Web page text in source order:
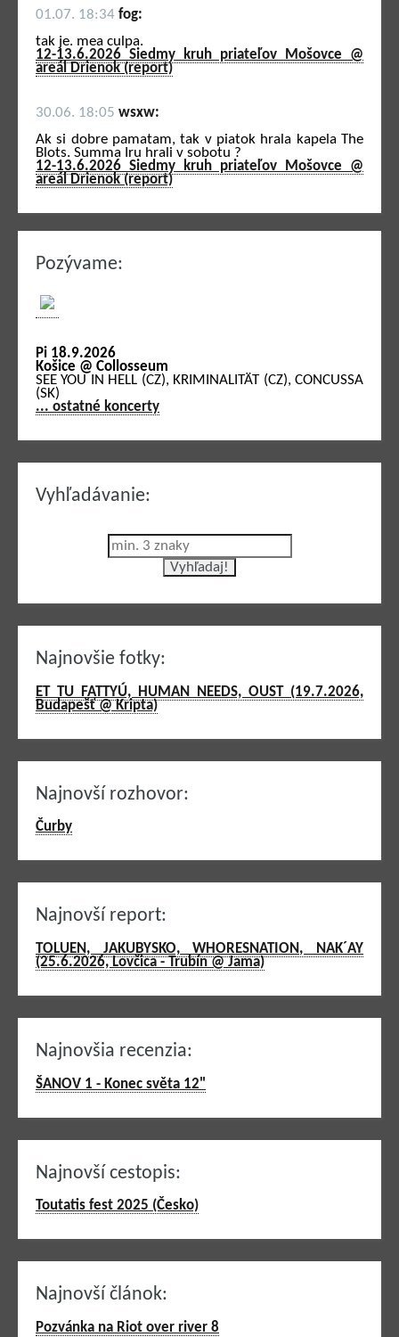
01.07. 18:34 fog:
tak je. mea culpa.
12-13.6.2026 Siedmy kruh priateľov Mošovce @
areál Drienok (report)
30.06. 18:05 wsxw:
Ak si dobre pamatam, tak v piatok hrala kapela The
Blots. Summa Iru hrali v sobotu ?
12-13.6.2026 Siedmy kruh priateľov Mošovce @
areál Drienok (report)
Pozývame:
Pi 18.9.2026
Košice @ Collosseum
SEE YOU IN HELL (CZ), KRIMINALITÄT (CZ), CONCUSSA
(SK)
... ostatné koncerty
Vyhľadávanie:
Najnovšie fotky:
ET TU FATTYÚ, HUMAN NEEDS, OUST (19.7.2026,
Budapešť @ Kripta)
Najnovší rozhovor:
Čurby
Najnovší report:
TOLUEN, JAKUBYSKO, WHORESNATION, NAK´AY
(25.6.2026, Lovčica - Trubín @ Jama)
Najnovšia recenzia:
ŠANOV 1 - Konec světa 12"
Najnovší cestopis:
Toutatis fest 2025 (Česko)
Najnovší článok:
Pozvánka na Riot over river 8